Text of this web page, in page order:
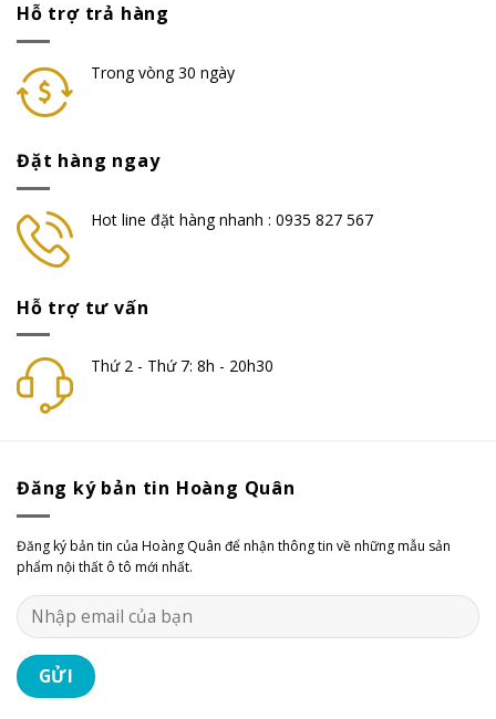
Hỗ trợ trả hàng
Trong vòng 30 ngày
Đặt hàng ngay
Hot line đặt hàng nhanh : 0935 827 567
Hỗ trợ tư vấn
Thứ 2 - Thứ 7: 8h - 20h30
Đăng ký bản tin Hoàng Quân
Đăng ký bản tin của Hoàng Quân để nhận thông tin về những mẫu sản
phẩm nội thất ô tô mới nhất.